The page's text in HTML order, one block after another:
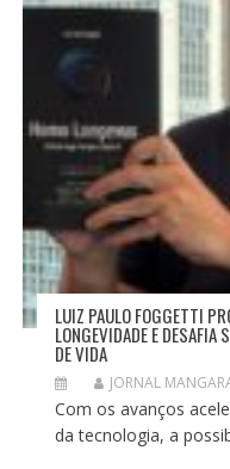
LUIZ PAULO FOGGETTI
LONGEVIDADE E DESAFIA
DE VIDA
JORNAL
Com os avanços
da tecnologia, a